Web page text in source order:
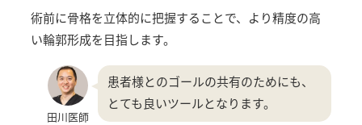
術前に骨格を立体的に把握することで、より精度の高
い輪郭形成を目指します。
田川医師
患者様とのゴールの共有のためにも、
とても良いツールとなります。